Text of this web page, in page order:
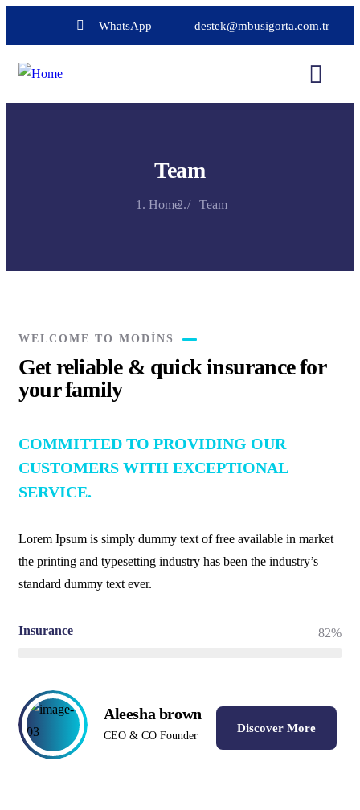
WhatsApp destek@mbusigorta.com.tr
Team
Home Team
WELCOME TO MODINS
Get reliable & quick insurance for
your family
COMMITTED TO PROVIDING OUR
CUSTOMERS WITH EXCEPTIONAL
SERVICE.
Lorem Ipsum is simply dummy text of free available in market
the printing and typesetting industry has been the industry’s
standard dummy text ever.
Insurance 82%
Aleesha brown
CEO & CO Founder
Discover More